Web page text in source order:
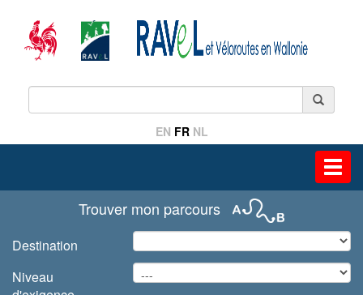
EN FR NL
Trouver mon parcours
Destination
Niveau